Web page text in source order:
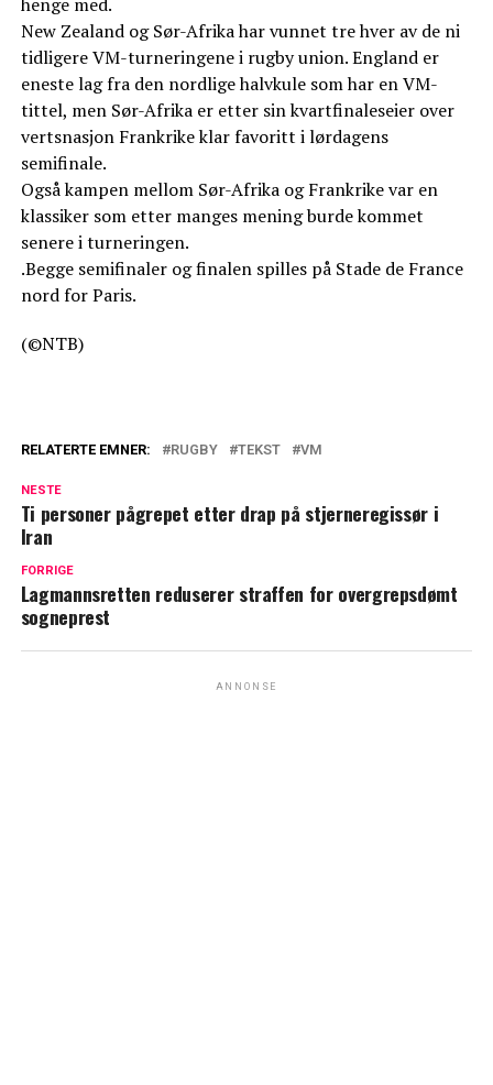
henge med.
New Zealand og Sør-Afrika har vunnet tre hver av de ni
tidligere VM-turneringene i rugby union. England er
eneste lag fra den nordlige halvkule som har en VM-
tittel, men Sør-Afrika er etter sin kvartfinaleseier over
vertsnasjon Frankrike klar favoritt i lørdagens
semifinale.
Også kampen mellom Sør-Afrika og Frankrike var en
klassiker som etter manges mening burde kommet
senere i turneringen.
.Begge semifinaler og finalen spilles på Stade de France
nord for Paris.
(©NTB)
RELATERTE EMNER: RUGBY TEKST VM
NESTE
Ti personer pågrepet etter drap på stjerneregissør i
Iran
FORRIGE
Lagmannsretten reduserer straffen for overgrepsdømt
sogneprest
ANNONSE